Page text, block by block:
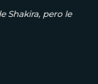
Shakira, pero le